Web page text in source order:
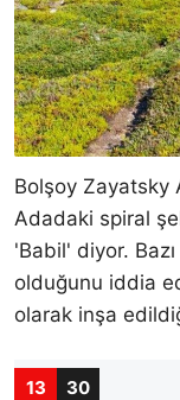
Bolşoy Zayatsky
Adadaki spiral
'Babil' diyor.
olduğunu iddia
olarak inşa
13 30